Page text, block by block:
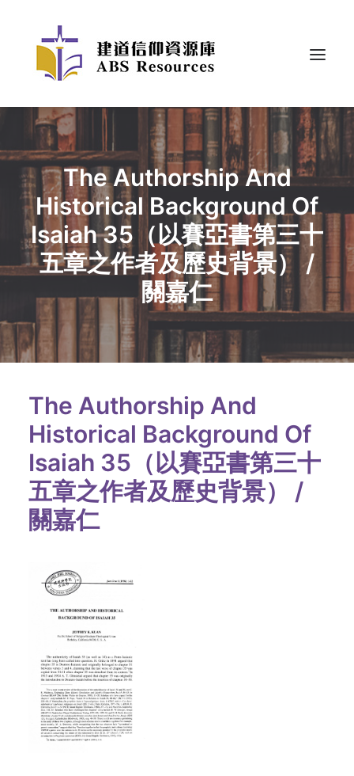
The Authorship And
Historical Background Of
Isaiah 35（以賽亞書第三十
五章之作者及歷史背景） /
關嘉仁
The Authorship And
Historical Background Of
Isaiah 35（以賽亞書第三十
五章之作者及歷史背景） /
關嘉仁